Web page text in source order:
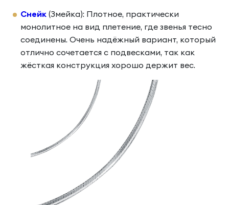
Снейк (Змейка): Плотное, практически
монолитное на вид плетение, где звенья тесно
соединены. Очень надёжный вариант, который
отлично сочетается с подвесками, так как
жёсткая конструкция хорошо держит вес.